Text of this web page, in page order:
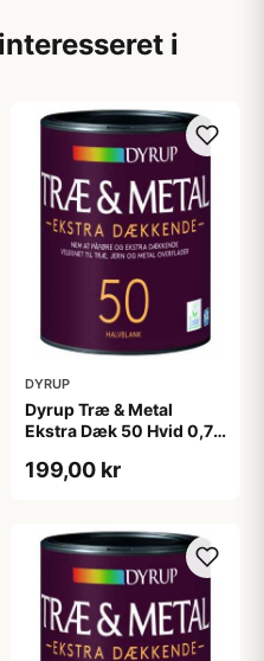
i
DYRUP
Dyrup Træ & Metal
Ekstra Dæk 50 Hvid 0,75
199,00 kr